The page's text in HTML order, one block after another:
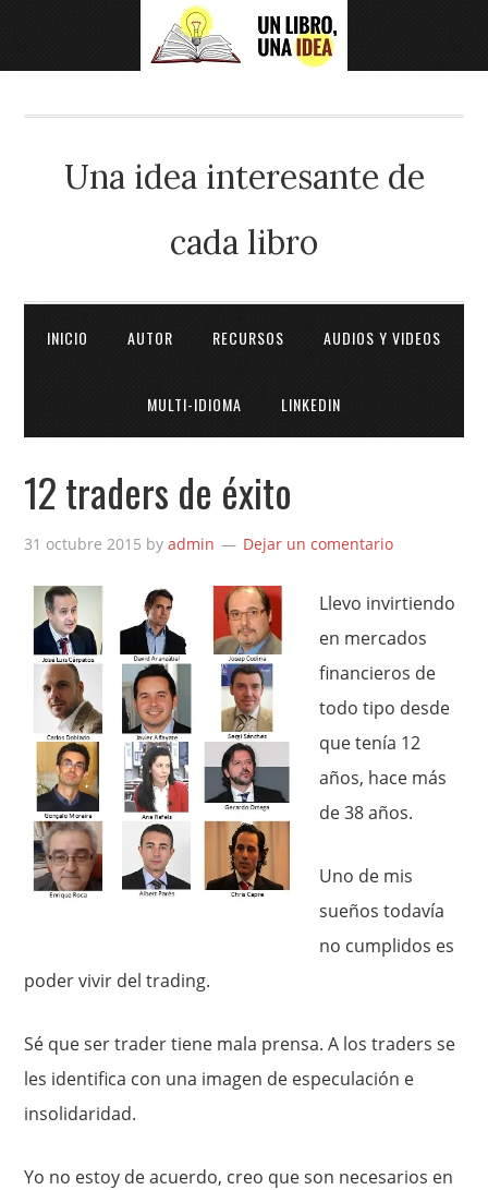
Una idea interesante de
cada libro
INICIO AUTOR RECURSOS AUDIOS Y VIDEOS
MULTI-IDIOMA LINKEDIN
12 traders de éxito
31 octubre 2015 byadmin Dejar un comentario
Llevo invirtiendo
en mercados
financieros de
todo tipo desde
que tenía 12
años, hace más
de 38 años.
Uno de mis
sueños todavía
no cumplidos es
poder vivir del trading.
Sé que ser trader tiene mala prensa. A los traders se
les identifica con una imagen de especulación e
insolidaridad.
Yo no estoy de acuerdo, creo que son necesarios en